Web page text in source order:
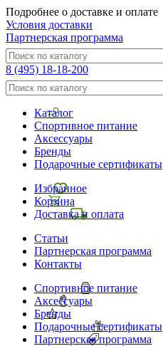
Подробнее о доставке и оплате
Условия доставки
Партнерская программа
8 (495) 18-18-200
Каталог
Спортивное питание
Аксессуары
Бренды
Подарочные сертификаты
Избранное
Корзина
Доставка и оплата
Статьи
Партнерская программа
Контакты
Спортивное питание
Аксессуары
Бренды
Подарочные сертификаты
Партнерская программа